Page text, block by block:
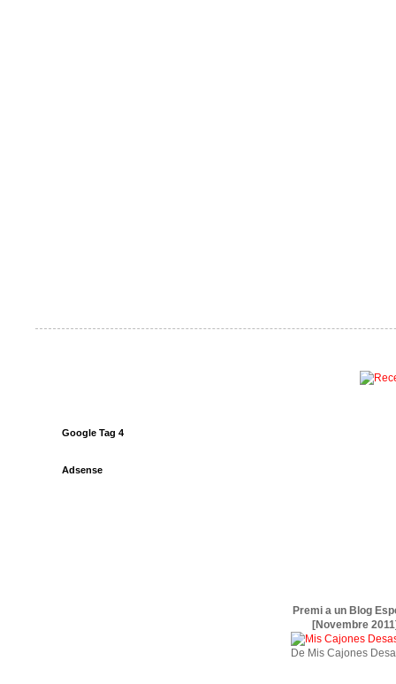
Google Tag 4
Adsense
Premi a un Blog
[Novembre
De Mis Cajones